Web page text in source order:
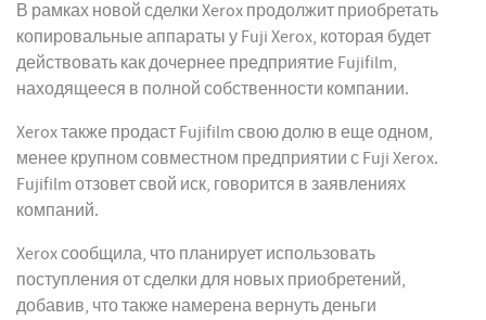
В рамках новой сделки Xerox продолжит приобретать
копировальные аппараты у Fuji Xerox, которая будет
действовать как дочернее предприятие Fujifilm,
находящееся в полной собственности компании.
Xerox также продаст Fujifilm свою долю в еще одном,
менее крупном совместном предприятии с Fuji Xerox.
Fujifilm отзовет свой иск, говорится в заявлениях
компаний.
Xerox сообщила, что планирует использовать
поступления от сделки для новых приобретений,
добавив, что также намерена вернуть деньги